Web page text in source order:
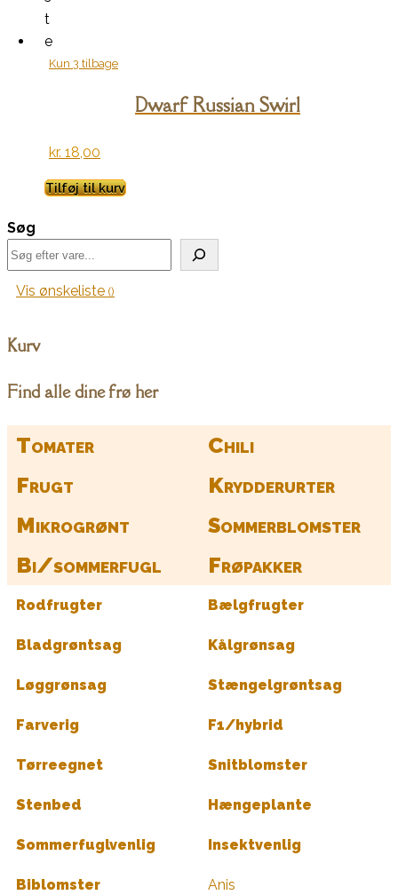
t
e
Kun 3 tilbage
Dwarf Russian Swirl
kr. 18,00
Tilføj til kurv
Søg
Vis ønskeliste
Kurv
Find alle dine frø her
Tomater
Chili
Frugt
Krydderurter
Mikrogrønt
Sommerblomster
Bi/sommerfugl
Frøpakker
Rodfrugter Bælgfrugter
Bladgrøntsag Kålgrønsag
Løggrønsag Stængelgrøntsag
Farverig F1/hybrid
Tørreegnet Snitblomster
Stenbed Hængeplante
Sommerfuglvenlig Insektvenlig
Biblomster Anis